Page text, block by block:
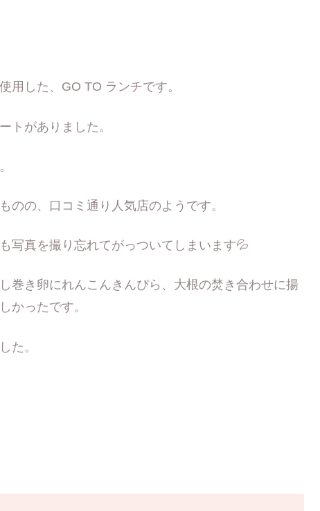
用した、GO TO ランチです。
トがありました。
のの、口コミ通り人気店のようです。
写真を撮り忘れてがっついてしまいます💦
巻き卵にれんこんきんぴら、大根の焚き合わせに揚
かったです。
た。